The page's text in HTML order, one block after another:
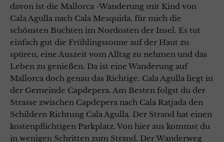
davon ist die Mallorca -Wanderung mit Kind von
Cala Agulla nach Cala Mesquida, für mich die
schönsten Buchten im Nordosten der Insel. Es tut
einfach gut die Frühlingssonne auf der Haut zu
spüren, eine Auszeit vom Alltag zu nehmen und das
Leben zu genießen. Da ist eine Wanderung auf
Mallorca doch genau das Richtige. Cala Agulla liegt in
der Gemeinde Capdepera. Am Besten folgst du der
Strasse zwischen Capdepera nach Cala Ratjada den
Schildern Richtung Cala Agulla. Der Strand hat einen
kostenpflichtigen Parkplatz. Von hier aus kommst du
in wenigen Schritten zum Strand. Der Wanderweg